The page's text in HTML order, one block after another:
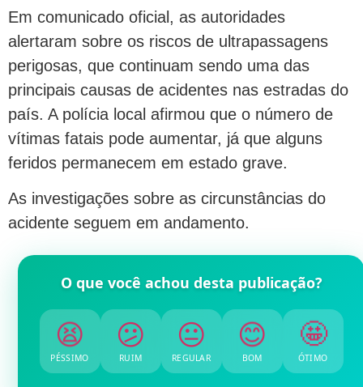
Em comunicado oficial, as autoridades
alertaram sobre os riscos de ultrapassagens
perigosas, que continuam sendo uma das
principais causas de acidentes nas estradas do
país. A polícia local afirmou que o número de
vítimas fatais pode aumentar, já que alguns
feridos permanecem em estado grave.
As investigações sobre as circunstâncias do
acidente seguem em andamento.
O que você achou desta publicação?
😫
PÉSSIMO
😕
RUIM
😐
REGULAR
😊
BOM
🤩
ÓTIMO